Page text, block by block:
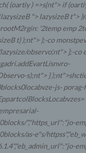
(oartiy ) =>s{nt"> if
"> lazysizeB t">
'2temp emp
t} );nt"> };-co
observo',nt"> ];-co
s);nt"> }
js-
","https_url":"jo-
as-e"s/